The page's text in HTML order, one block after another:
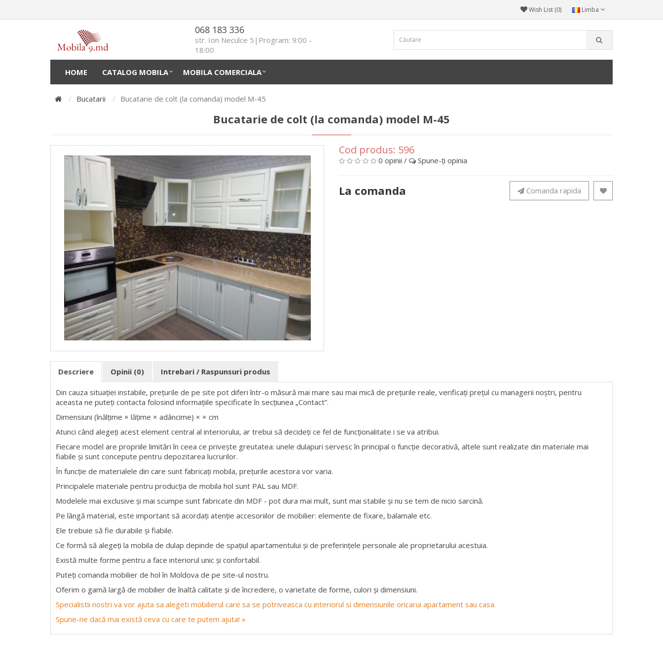
Limba
Wish List (0)
068 183 336
str. Ion Neculce 5|Program: 9:00 -
18:00
HOME CATALOG MOBILA MOBILA COMERCIALA
Bucatarii Bucatarie de colt (la comanda) model M-45
Bucatarie de colt (la comanda) model M-45
Cod produs: 596
0 opinii / Spune-ţi opinia
La comanda Comanda rapida
Descriere Opinii (0) Intrebari / Raspunsuri produs
Din cauza situației instabile, prețurile de pe site pot diferi într-o măsură mai mare sau mai mică de prețurile reale, verificați prețul cu managerii noștri, pentru
aceasta ne puteți contacta folosind informațiile specificate în secțiunea „Contact”.
Dimensiuni (înălțime × lățime × adâncime) × × cm
Atunci când alegeți acest element central al interiorului, ar trebui să decideți ce fel de funcționalitate i se va atribui.
Fiecare model are propriile limitări în ceea ce privește greutatea: unele dulapuri servesc în principal o funcție decorativă, altele sunt realizate din materiale mai
fiabile și sunt concepute pentru depozitarea lucrurilor.
În funcție de materialele din care sunt fabricați mobila, prețurile acestora vor varia.
Principalele materiale pentru producția de mobila hol sunt PAL sau MDF.
Modelele mai exclusive și mai scumpe sunt fabricate din MDF - pot dura mai mult, sunt mai stabile și nu se tem de nicio sarcină.
Pe lângă material, este important să acordați atenție accesoriilor de mobilier: elemente de fixare, balamale etc.
Ele trebuie să fie durabile și fiabile.
Ce formă să alegeți la mobila de dulap depinde de spațiul apartamentului și de preferințele personale ale proprietarului acestuia.
Există multe forme pentru a face interiorul unic și confortabil.
Puteți comanda mobilier de hol în Moldova de pe site-ul nostru.
Oferim o gamă largă de mobilier de înaltă calitate și de încredere, o varietate de forme, culori și dimensiuni.
Specialistii nostri va vor ajuta sa alegeti mobilierul care sa se potriveasca cu interiorul si dimensiunile oricarui apartament sau casa.
Spune-ne dacă mai există ceva cu care te putem ajuta! »